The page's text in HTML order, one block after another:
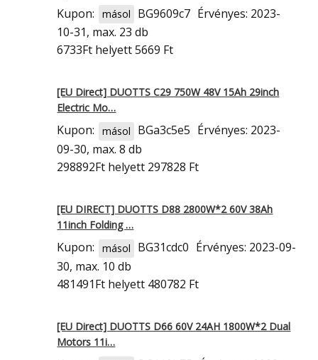
Kupon: másol BG9609c7 Érvényes: 2023-
10-31, max. 23 db
6733Ft helyett 5669 Ft
[EU Direct] DUOTTS C29 750W 48V 15Ah 29inch
Electric Mo…
Kupon: másol BGa3c5e5 Érvényes: 2023-
09-30, max. 8 db
298892Ft helyett 297828 Ft
[EU DIRECT] DUOTTS D88 2800W*2 60V 38Ah
11inch Folding …
Kupon: másol BG31cdc0 Érvényes: 2023-09-
30, max. 10 db
481491Ft helyett 480782 Ft
[EU Direct] DUOTTS D66 60V 24AH 1800W*2 Dual
Motors 11i…